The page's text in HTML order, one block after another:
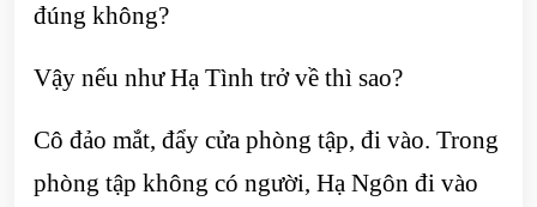
đúng không?
Vậy nếu như Hạ Tình trở về thì sao?
Cô đảo mắt, đẩy cửa phòng tập, đi vào. Trong
phòng tập không có người, Hạ Ngôn đi vào